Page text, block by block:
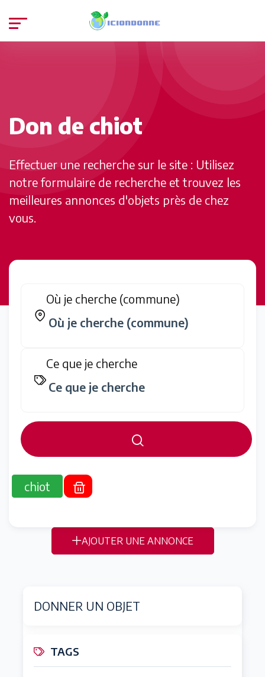
Don de chiot
Effectuer une recherche sur le site : Utilisez
notre formulaire de recherche et trouvez les
meilleures annonces d'objets près de chez
vous.
Où je cherche (commune)
Ce que je cherche
chiot
AJOUTER UNE ANNONCE
DONNER UN OBJET
TAGS